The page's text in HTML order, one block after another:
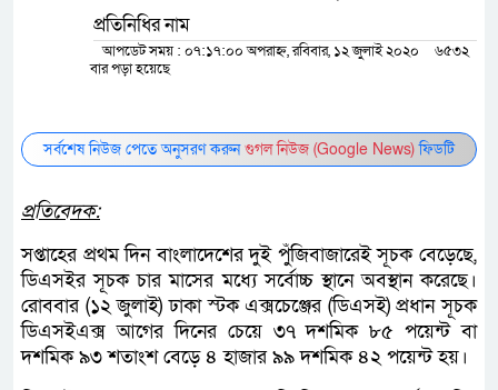
প্রতিনিধির নাম
আপডেট সময় : ০৭:১৭:০০ অপরাহ্ন, রবিবার, ১২ জুলাই ২০২০
৬৫৩২
বার পড়া হয়েছে
সর্বশেষ নিউজ পেতে অনুসরণ করুনগুগল নিউজ (Google News)ফিডটি
প্রতিবেদক:
সপ্তাহের প্রথম দিন বাংলাদেশের দুই পুঁজিবাজারেই সূচক বেড়েছে,
ডিএসইর সূচক চার মাসের মধ্যে সর্বোচ্চ স্থানে অবস্থান করেছে।
রোববার (১২ জুলাই) ঢাকা স্টক এক্সচেঞ্জের (ডিএসই) প্রধান সূচক
ডিএসইএক্স আগের দিনের চেয়ে ৩৭ দশমিক ৮৫ পয়েন্ট বা
দশমিক ৯৩ শতাংশ বেড়ে ৪ হাজার ৯৯ দশমিক ৪২ পয়েন্ট হয়।